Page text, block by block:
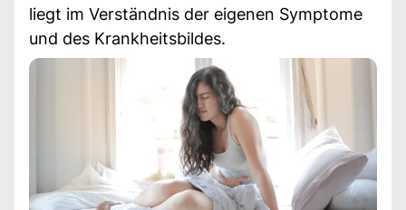
liegt im Verständnis der eigenen Symptome
und des Krankheitsbildes.